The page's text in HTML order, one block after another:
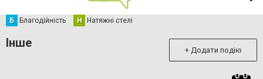
Б Благодійність Н Натяжні стелі
Інше + Додати подію